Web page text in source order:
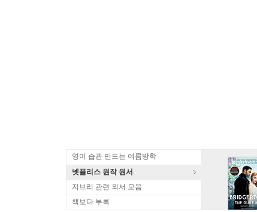
영어 습관 만드는 여름방학
넷플리스 원작 원서
지브리 관련 외서 모음
책보다 부록